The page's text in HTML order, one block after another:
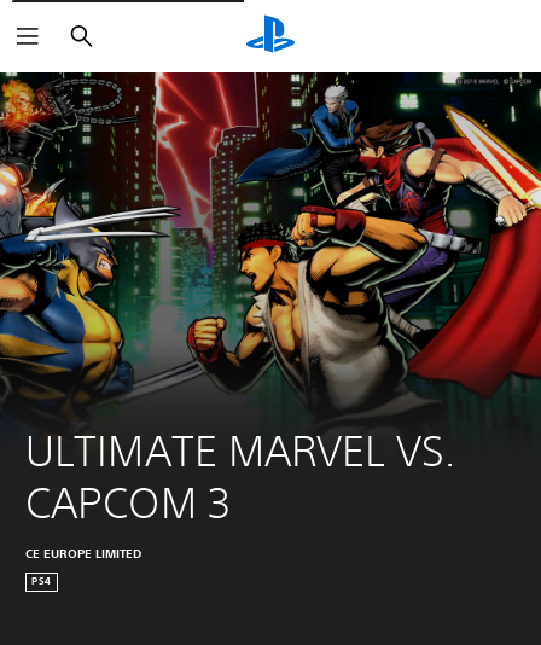
Zoeken
ULTIMATE MARVEL VS.
CAPCOM 3
CE EUROPE LIMITED
PS4